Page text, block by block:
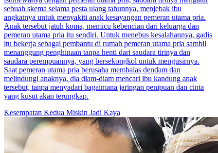
sebuah skema selama pesta ulang tahunnya, menjebak ibu
angkatnya untuk menyakiti anak kesayangan pemeran utama pria.
Anak tersebut jatuh koma, memicu kebencian dari keluarga dan
pemeran utama pria itu sendiri. Untuk menebus kesalahannya, gadis
itu bekerja sebagai pembantu di rumah pemeran utama pria sambil
menanggung penghinaan tanpa henti dari saudara tirinya dan
saudara perempuannya, yang bersekongkol untuk mengusirnya.
Saat pemeran utama pria berusaha membalas dendam dan
melindungi anaknya, dia diam-diam mencari ibu kandung anak
tersebut, tanpa menyadari bagaimana jaringan penipuan dan cinta
yang kusut akan terungkap.
Kesempatan Kedua Miskin Jadi Kaya